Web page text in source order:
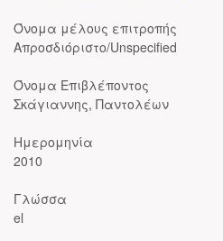
Όνομα μέλους επιτροπής
Απροσδιόριστο/Unspecified
Όνομα Επιβλέποντος
Σκάγιαννης, Παντολέων
Ημερομηνία
2010
Γλώσσα
el